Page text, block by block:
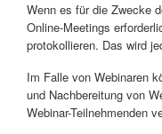
Wenn es für die Zwecke
Online-Meetings
protokollieren. Das wird
Im Falle von Webinaren
und Nachbereitung von
Webinar-Teilnehmenden